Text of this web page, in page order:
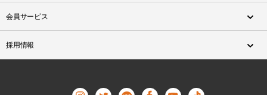
会員サービス
採用情報